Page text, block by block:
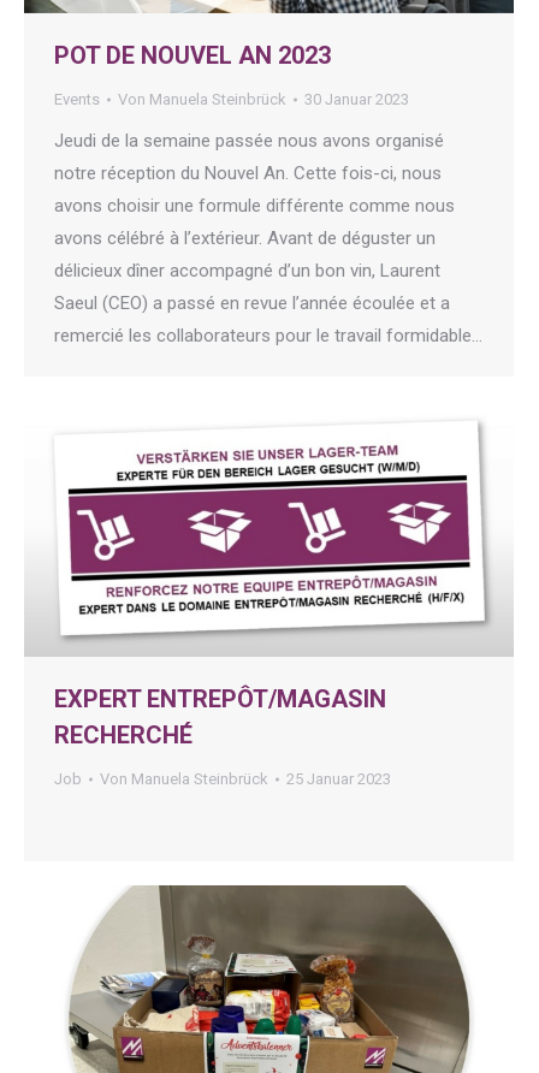
POT DE NOUVEL AN 2023
Events Von Manuela Steinbrück 30 Januar 2023
Jeudi de la semaine passée nous avons organisé
notre réception du Nouvel An. Cette fois-ci, nous
avons choisir une formule différente comme nous
avons célébré à l’extérieur. Avant de déguster un
délicieux dîner accompagné d’un bon vin, Laurent
Saeul (CEO) a passé en revue l’année écoulée et a
remercié les collaborateurs pour le travail formidable…
EXPERT ENTREPÔT/MAGASIN
RECHERCHÉ
Job Von Manuela Steinbrück 25 Januar 2023